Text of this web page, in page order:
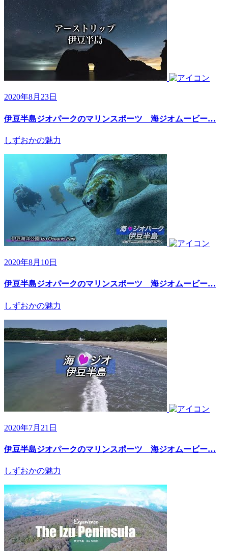
2020年8月23日
伊豆半島ジオパークのマリンスポーツ 海ジオムービー…
しずおかの魅力
2020年8月10日
伊豆半島ジオパークのマリンスポーツ 海ジオムービー…
しずおかの魅力
2020年7月21日
伊豆半島ジオパークのマリンスポーツ 海ジオムービー…
しずおかの魅力